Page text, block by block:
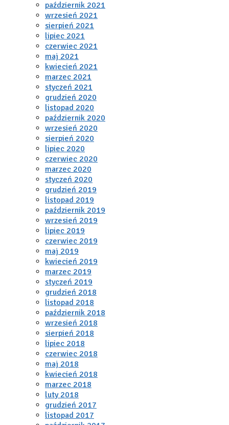
październik 2021
wrzesień 2021
sierpień 2021
lipiec 2021
czerwiec 2021
maj 2021
kwiecień 2021
marzec 2021
styczeń 2021
grudzień 2020
listopad 2020
październik 2020
wrzesień 2020
sierpień 2020
lipiec 2020
czerwiec 2020
marzec 2020
styczeń 2020
grudzień 2019
listopad 2019
październik 2019
wrzesień 2019
lipiec 2019
czerwiec 2019
maj 2019
kwiecień 2019
marzec 2019
styczeń 2019
grudzień 2018
listopad 2018
październik 2018
wrzesień 2018
sierpień 2018
lipiec 2018
czerwiec 2018
maj 2018
kwiecień 2018
marzec 2018
luty 2018
grudzień 2017
listopad 2017